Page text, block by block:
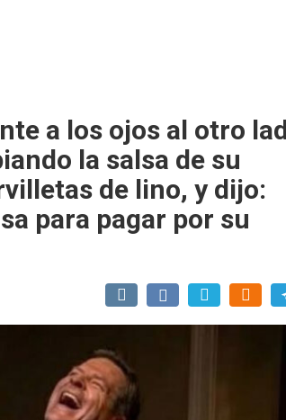
a los ojos al otro
la salsa de su
de lino, y dijo:
para pagar por su